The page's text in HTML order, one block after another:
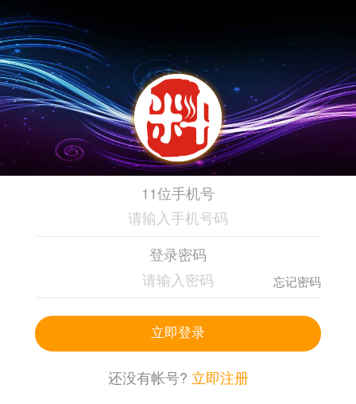
11位手机号
登录密码
忘记密码
立即登录
还没有帐号? 立即注册